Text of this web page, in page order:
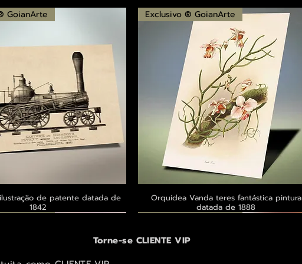
Visualização rápida
GoianArte
de patente datada de
1842
Visualização rápida
Exclusivo ® GoianArte
Orquídea Vanda teres fantástica pintura
datada de 1888
Torne-se CLIENTE VIP